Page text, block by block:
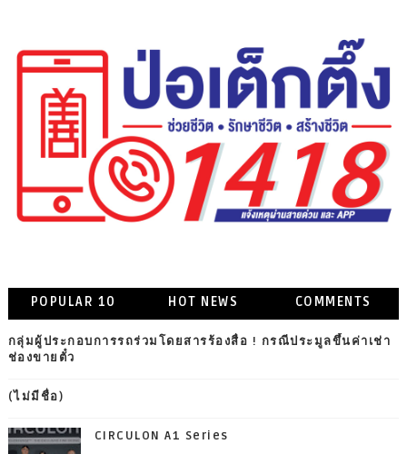
POPULAR 10 HOT NEWS COMMENTS
กลุ่มผู้ประกอบการรถร่วมโดยสารร้องสื่อ ! กรณีประมูลขึ้นค่าเช่า
ช่องขายตั๋ว
(ไม่มีชื่อ)
CIRCULON A1 Series